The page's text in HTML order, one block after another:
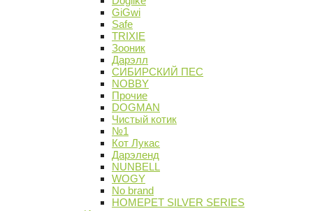
GiGwi
Safe
TRIXIE
Зооник
Дарэлл
СИБИРСКИЙ ПЕС
NOBBY
Прочие
DOGMAN
Чистый котик
№1
Кот Лукас
Дарэленд
NUNBELL
WOGY
No brand
HOMEPET SILVER SERIES